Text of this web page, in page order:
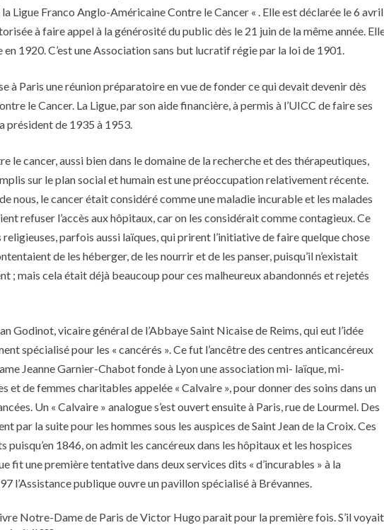
Ligue Franco Anglo-Américaine Contre le Cancer « . Elle est déclarée le 6 avril
à faire appel à la générosité du public dès le 21 juin de la même année.
1920. C’est une Association sans but lucratif régie par la loi de 1901.
à Paris une réunion préparatoire en vue de fonder ce qui devait devenir dès
le Cancer. La Ligue, par son aide financière, à permis à l’UICC de faire ses
président de 1935 à 1953.
le cancer, aussi bien dans le domaine de la recherche et des thérapeutiques,
sur le plan social et humain est une préoccupation relativement récente.
nous, le cancer était considéré comme une maladie incurable et les malades
refuser l’accès aux hôpitaux, car on les considérait comme contagieux. Ce
parfois aussi laïques, qui prirent l’initiative de faire quelque chose
de les héberger, de les nourrir et de les panser, puisqu’il n’existait
; mais cela était déjà beaucoup pour ces malheureux abandonnés et rejetés
Godinot, vicaire général de l’Abbaye Saint Nicaise de Reims, qui eut l’idée
spécialisé pour les « cancérés ». Ce fut l’ancêtre des centres anticancéreux
Jeanne Garnier-Chabot fonde à Lyon une association mi- laïque, mi-
et de femmes charitables appelée « Calvaire », pour donner des soins dans un
Un « Calvaire » analogue s’est ouvert ensuite à Paris, rue de Lourmel. Des
par la suite pour les hommes sous les auspices de Saint Jean de la Croix. Ces
1846, on admit les cancéreux dans les hôpitaux et les hospices
fit une première tentative dans deux services dits « d’incurables » à la
l’Assistance publique ouvre un pavillon spécialisé à Brévannes.
Notre-Dame de Paris de Victor Hugo parait pour la première fois. S’il voyait